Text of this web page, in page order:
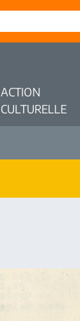
ACTION
CULTURELLE